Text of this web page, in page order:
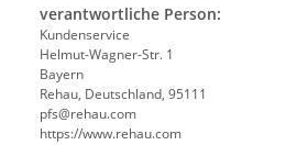
verantwortliche Person:
Kundenservice
Helmut-Wagner-Str. 1
Bayern
Rehau, Deutschland, 95111
pfs@rehau.com
https://www.rehau.com